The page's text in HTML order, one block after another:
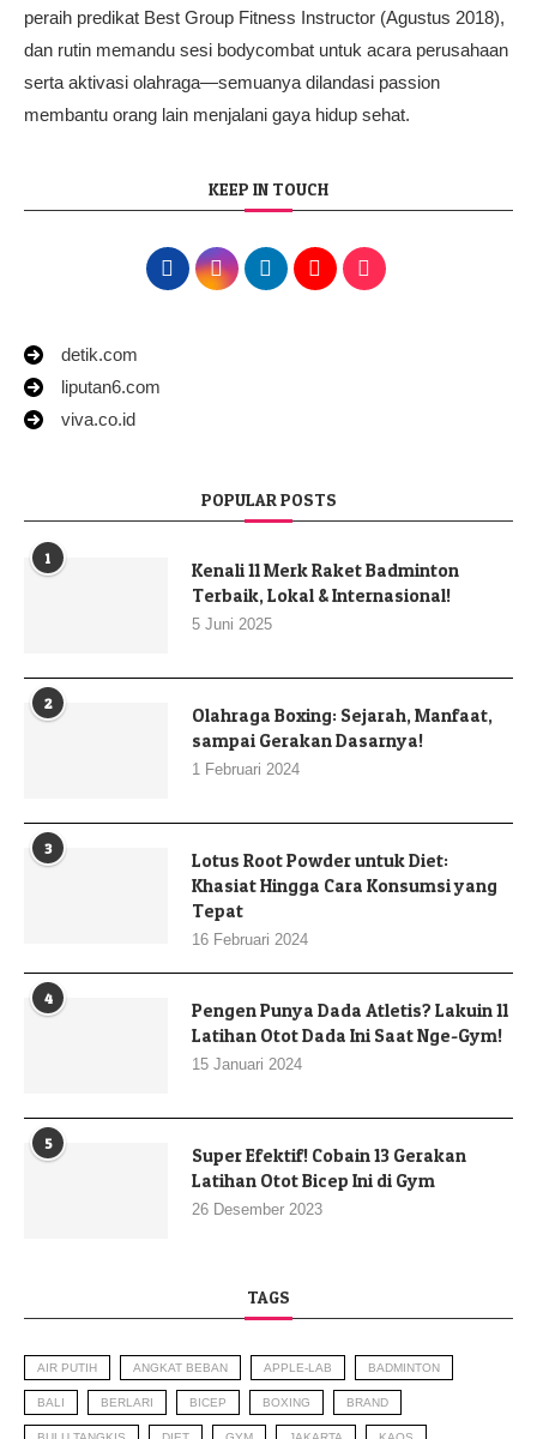
peraih predikat Best Group Fitness Instructor (Agustus 2018),
dan rutin memandu sesi bodycombat untuk acara perusahaan
serta aktivasi olahraga—semuanya dilandasi passion
membantu orang lain menjalani gaya hidup sehat.
KEEP IN TOUCH
detik.com
liputan6.com
viva.co.id
POPULAR POSTS
1
Kenali 11 Merk Raket Badminton
Terbaik, Lokal & Internasional!
5 Juni 2025
2
Olahraga Boxing: Sejarah, Manfaat,
sampai Gerakan Dasarnya!
1 Februari 2024
3
Lotus Root Powder untuk Diet:
Khasiat Hingga Cara Konsumsi yang
Tepat
16 Februari 2024
4
Pengen Punya Dada Atletis? Lakuin 11
Latihan Otot Dada Ini Saat Nge-Gym!
15 Januari 2024
5
Super Efektif! Cobain 13 Gerakan
Latihan Otot Bicep Ini di Gym
26 Desember 2023
TAGS
AIR PUTIH ANGKAT BEBAN APPLE-LAB BADMINTON
BALI BERLARI BICEP BOXING BRAND